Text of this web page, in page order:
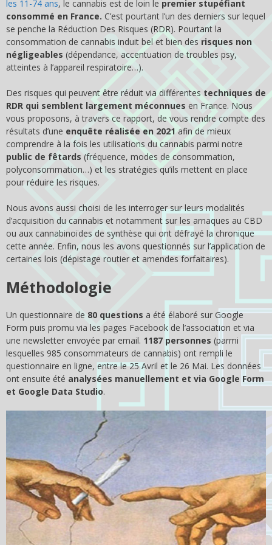
les 11-74 ans, le cannabis est de loin le premier stupéfiant
consommé en France. C’est pourtant l’un des derniers sur lequel
se penche la Réduction Des Risques (RDR). Pourtant la
consommation de cannabis induit bel et bien des risques non
négligeables (dépendance, accentuation de troubles psy,
atteintes à l’appareil respiratoire…).
Des risques qui peuvent être réduit via différentes techniques de
RDR qui semblent largement méconnues en France. Nous
vous proposons, à travers ce rapport, de vous rendre compte des
résultats d’une enquête réalisée en 2021afin de mieux
comprendre à la fois les utilisations du cannabis parmi notre
public de fêtards (fréquence, modes de consommation,
polyconsommation…) et les stratégies qu’ils mettent en place
pour réduire les risques.
Nous avons aussi choisi de les interroger sur leurs modalités
d’acquisition du cannabis et notamment sur les arnaques au CBD
ou aux cannabinoïdes de synthèse qui ont défrayé la chronique
cette année. Enfin, nous les avons questionnés sur l’application de
certaines lois (dépistage routier et amendes forfaitaires).
Méthodologie
Un questionnaire de 80 questions a été élaboré sur Google
Form puis promu via les pages Facebook de l’association et via
une newsletter envoyée par email. 1187 personnes (parmi
lesquelles 985 consommateurs de cannabis) ont rempli le
questionnaire en ligne, entre le 25 Avril et le 26 Mai. Les données
ont ensuite été analysées manuellement et via Google Form
et Google Data Studio.